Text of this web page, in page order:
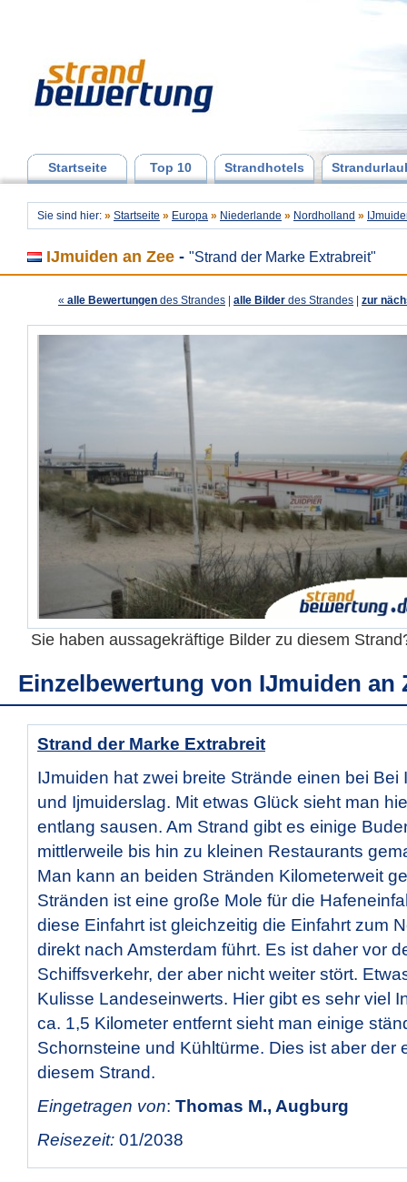
Startseite Top 10 Strandhotels
Sie sind hier: » Startseite » Europa » Niederlande » Nordholland »
IJmuiden an Zee - "Strand der Marke Extrabreit"
« alle Bewertungen des Strandes alle Bilder des Strandes zur
Sie haben aussagekräftige Bilder zu diesem
Einzelbewertung von IJmuiden an
Strand der Marke Extrabreit
IJmuiden hat zwei breite Strände einen bei Bei
und Ijmuiderslag. Mit etwas Glück sieht man
entlang sausen. Am Strand gibt es einige
mittlerweile bis hin zu kleinen Restaurants
Man kann an beiden Stränden Kilometerweit
Stränden ist eine große Mole für die
diese Einfahrt ist gleichzeitig die Einfahrt zum
direkt nach Amsterdam führt. Es ist daher vor
Schiffsverkehr, der aber nicht weiter stört.
Kulisse Landeseinwerts. Hier gibt es sehr viel
ca. 1,5 Kilometer entfernt sieht man einige
Schornsteine und Kühltürme. Dies ist aber der
diesem Strand.
Eingetragen von: Thomas M., Augburg
Reisezeit: 01/2038